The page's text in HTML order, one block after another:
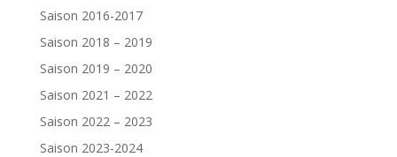
Saison 2016-2017
Saison 2018 – 2019
Saison 2019 – 2020
Saison 2021 – 2022
Saison 2022 – 2023
Saison 2023-2024